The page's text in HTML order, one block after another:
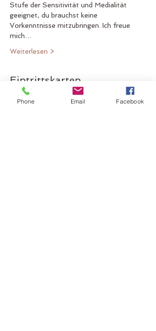
Stufe der Sensitivität und Medialität
geeignet, du brauchst keine
Vorkenntnisse mitzubringen. Ich freue
mich…
Weiterlesen >
Eintrittskarten
Phone Email Facebook